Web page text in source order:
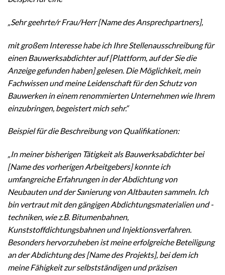
„Sehr geehrte/r Frau/Herr [Name des Ansprechpartners],
mit großem Interesse habe ich Ihre Stellenausschreibung für
einen Bauwerksabdichter auf [Plattform, auf der Sie die
Anzeige gefunden haben] gelesen. Die Möglichkeit, mein
Fachwissen und meine Leidenschaft für den Schutz von
Bauwerken in einem renommierten Unternehmen wie Ihrem
einzubringen, begeistert mich sehr.“
Beispiel für die Beschreibung von Qualifikationen:
„In meiner bisherigen Tätigkeit als Bauwerksabdichter bei
[Name des vorherigen Arbeitgebers] konnte ich
umfangreiche Erfahrungen in der Abdichtung von
Neubauten und der Sanierung von Altbauten sammeln. Ich
bin vertraut mit den gängigen Abdichtungsmaterialien und -
techniken, wie z.B. Bitumenbahnen,
Kunststoffdichtungsbahnen und Injektionsverfahren.
Besonders hervorzuheben ist meine erfolgreiche Beteiligung
an der Abdichtung des [Name des Projekts], bei dem ich
meine Fähigkeit zur selbstständigen und präzisen